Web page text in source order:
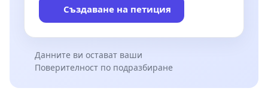
Създаване на петиция
Данните ви остават ваши
Поверителност по подразбиране